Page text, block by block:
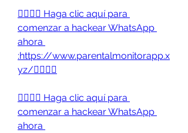
👉🏻👉🏻 Haga clic aquí para
comenzar a hackear WhatsApp
ahora
:https://www.parentalmonitorapp.x
yz/👈🏻👈🏻
👉🏻👉🏻 Haga clic aquí para
comenzar a hackear WhatsApp
ahora